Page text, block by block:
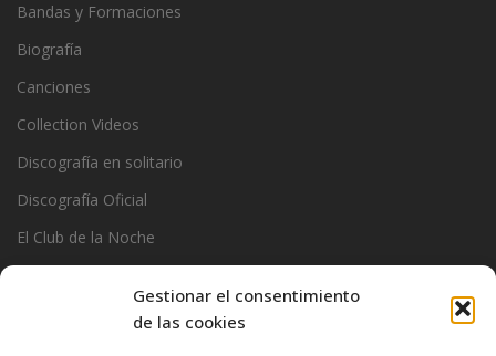
Gestionar el consentimiento
de las cookies
Bandas y Formaciones
Biografía
Canciones
Collection Videos
Discografía en solitario
Discografía Oficial
El Club de la Noche